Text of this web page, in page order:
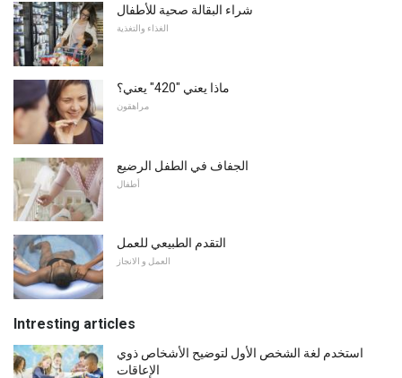
شراء البقالة صحية للأطفال
الغذاء والتغذية
ماذا يعني "420" يعني؟
مراهقون
الجفاف في الطفل الرضيع
أطفال
التقدم الطبيعي للعمل
العمل و الانجاز
Intresting articles
استخدم لغة الشخص الأول لتوضيح الأشخاص ذوي
الإعاقات